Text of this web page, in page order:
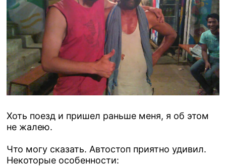
Хоть поезд и пришел раньше меня, я об этом
не жалею.
Что могу сказать. Автостоп приятно удивил.
Некоторые особенности: